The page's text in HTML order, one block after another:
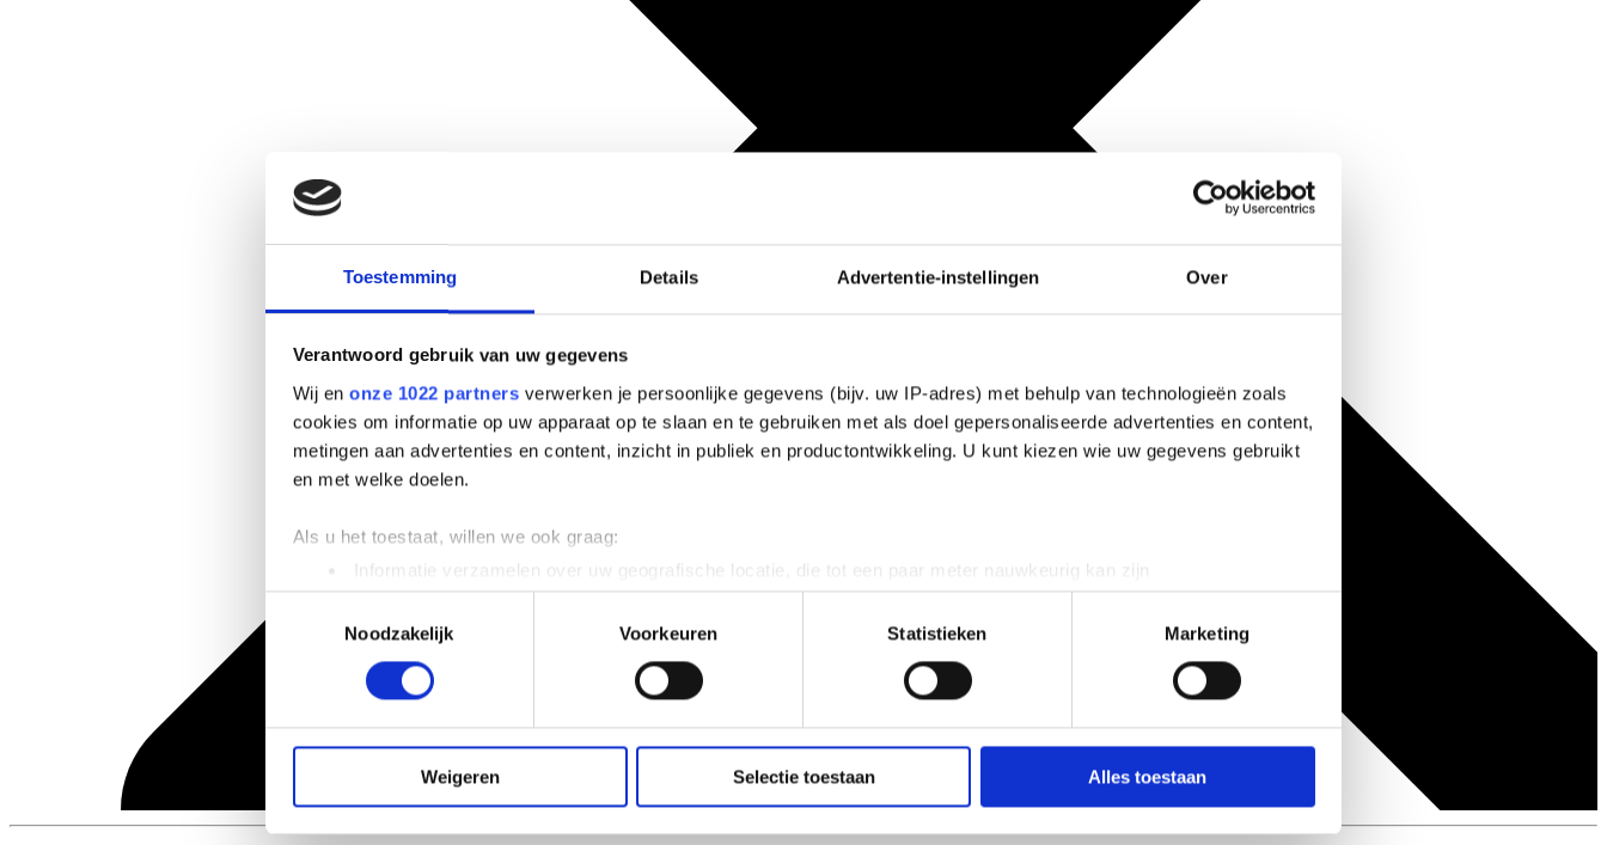
Toestemming Details Advertentie-instellingen Over
Verantwoord gebruik van uw gegevens
Wij en onze 1022 partners verwerken je persoonlijke gegevens (bijv. uw IP-adres) met behulp van technologieën zoals
cookies om informatie op uw apparaat op te slaan en te gebruiken met als doel gepersonaliseerde advertenties en content,
metingen aan advertenties en content, inzicht in publiek en productontwikkeling. U kunt kiezen wie uw gegevens gebruikt
en met welke doelen.
Als u het toestaat, willen we ook graag:
Informatie verzamelen over uw geografische locatie, die tot een paar meter nauwkeurig kan zijn
Uw apparaat identificeren door het actief te scannen op specifieke eigenschappen (fingerprinting)
Lees meer over hoe uw persoonlijke gegevens worden verwerkt en stel uw voorkeuren in het
detailgedeeltein. U kunt uw
toestemming op elk moment wijzigen of intrekken in de Cookieverklaring.
websiteverkeer te analyseren. Ook delen we informatie over uw gebruik van onze site met onze partners voor social
media, adverteren en analyse. Deze partners kunnen deze gegevens combineren met andere informatie die u aan ze heeft
verstrekt of die ze hebben verzameld op basis van uw gebruik van hun services.
Noodzakelijk
Voorkeuren Statistieken Marketing
Weigeren Selectie toestaan Alles toestaan